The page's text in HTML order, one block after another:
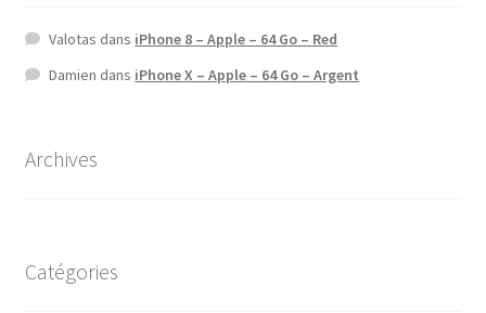
Valotas dans iPhone 8 – Apple – 64 Go – Red
Damien dans iPhone X – Apple – 64 Go – Argent
Archives
Catégories